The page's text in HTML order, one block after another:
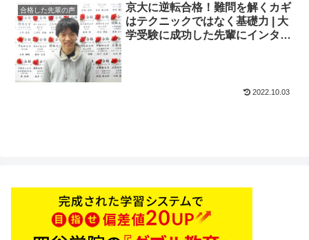
合格した先輩の声
京大に逆転合格！難問を解くカギ
はテクニックではなく基礎力 | 大
学受験に成功した先輩にインタビ
2022.10.03